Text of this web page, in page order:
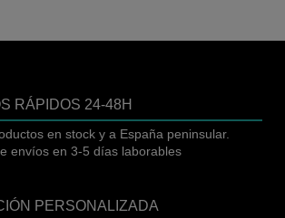
RÁPIDOS 24-48H
en stock y a España peninsular.
envíos en 3-5 días laborables
PERSONALIZADA